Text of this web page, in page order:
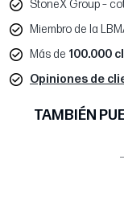
StoneX Group –
Miembro de la
Más de 100.000
Opiniones de
TAMBIÉN